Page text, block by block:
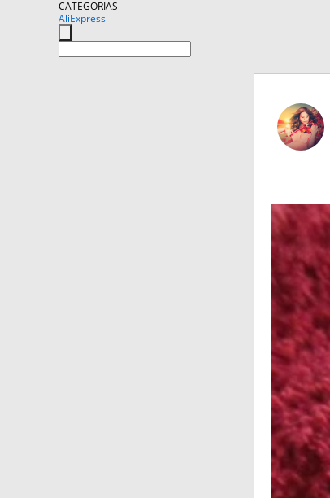
CATEGORIAS
AliExpress